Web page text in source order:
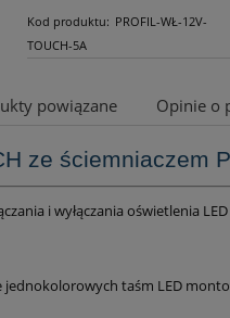
Kod produktu: PROFIL-WŁ-12V-
TOUCH-5A
ewentualnych kosztów
powiązane Opinie o
ze ściemniaczem
i wyłączania oświetlenia
taśm LED